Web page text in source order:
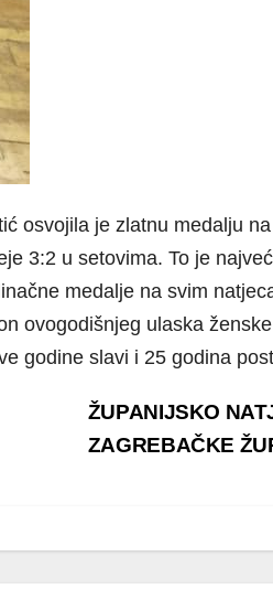
osvojila je zlatnu medalju
3:2 u setovima. To je
medalje na svim
ovogodišnjeg ulaska
godine slavi i 25 godina
ŽUPANIJSKO
ZAGREBAČKE